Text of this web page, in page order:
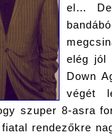
el…
elég jól
Down
végét
szuper 8-asra
rendezőkre